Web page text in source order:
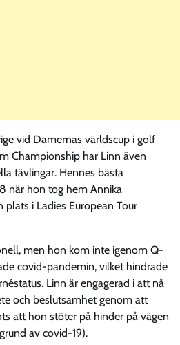
vid Damernas världscup i golf
Championship har Linn även
tävlingar. Hennes bästa
när hon tog hem Annika
i Ladies European Tour
men hon kom inte igenom Q-
covid-pandemin, vilket hindrade
Linn är engagerad i att nå
och beslutsamhet genom att
att hon stöter på hinder på vägen
av covid-19).